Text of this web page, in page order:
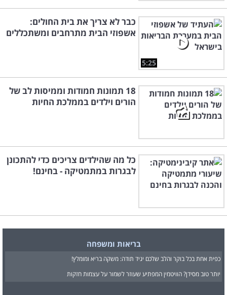
5:25
כבר לא צריך את בית החולים:
אשפוזי הבית מתרחבים ומשתכללים
18 תמונות חמודות וממיסות לב של
הורים וילדים בממלכת החיות
כל מה שהילדים צריכים כדי להתכונן
לבגרות במתמטיקה - בחינם!
בריאות ומשפחה
כפית אחת בכל בוקר והלב שלכם יגיד תודה: משקה בריא ומומלץ!
יותר טוב מסידן? הוויטמין המפתיע שעוזר לשמור על עצמות חזקות